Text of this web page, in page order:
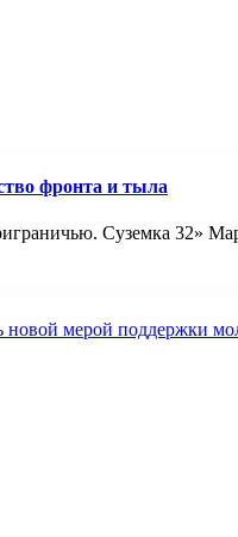
фронта и тыла
Суземка 32»